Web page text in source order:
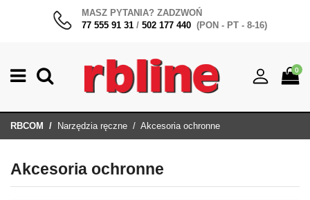
MASZ PYTANIA? ZADZWOŃ
77 555 91 31 / 502 177 440 (PON - PT - 8-16)
0
RBCOM Narzędzia ręczne Akcesoria ochronne
Akcesoria ochronne